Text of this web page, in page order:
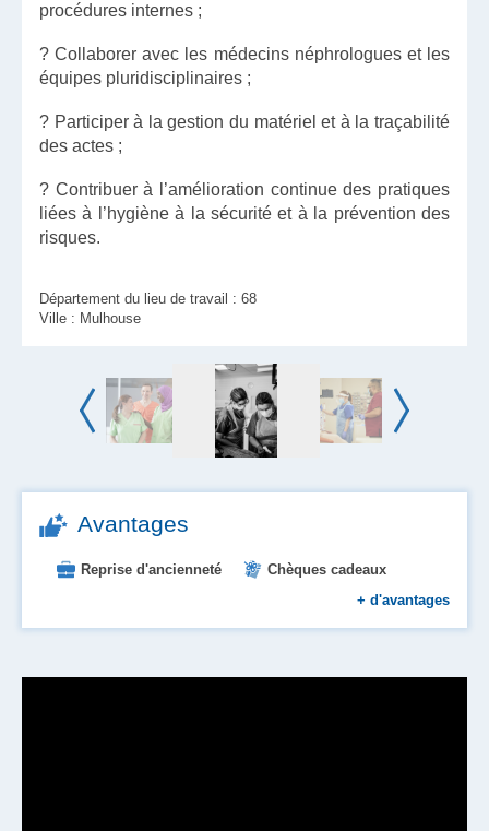
procédures internes ;
? Collaborer avec les médecins néphrologues et les
équipes pluridisciplinaires ;
? Participer à la gestion du matériel et à la traçabilité
des actes ;
? Contribuer à l’amélioration continue des pratiques
liées à l’hygiène à la sécurité et à la prévention des
risques.
Département du lieu de travail : 68
Ville : Mulhouse
Avantages
Reprise d'ancienneté
Chèques cadeaux
Formation
Place en crèche
Prévoyance
Primes
+ d'avantages